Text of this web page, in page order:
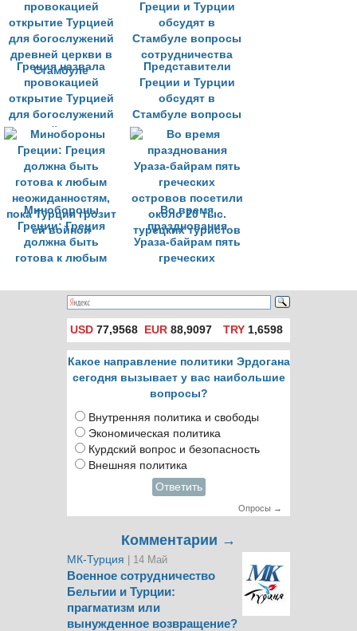
постоянно держать
палец на спусковом
крючке
комплексе
Греция назвала
провокацией
открытие Турцией
для богослужений
древней церкви в
Стамбуле
Представители
Греции и Турции
обсудят в
Стамбуле вопросы
сотрудничества
Минобороны
Греции: Греция
должна быть
готова к любым
пока Турция грозит
ей войной
Во время
празднования
Ураза-байрам пять
греческих
около 20 тыс.
турецких туристов
USD 77,9568 EUR 88,9097 TRY1,6598
Какое направление политики Эрдогана
сегодня вызывает у вас наибольшие
вопросы?
Внутренняя политика и свободы
Экономическая политика
Курдский вопрос и безопасность
Внешняя политика
Ответить
Опросы →
Комментарии →
МК-Турция | 14 Май
Военное сотрудничество
Бельгии и Турции:
прагматизм или
вынужденное возвращение?